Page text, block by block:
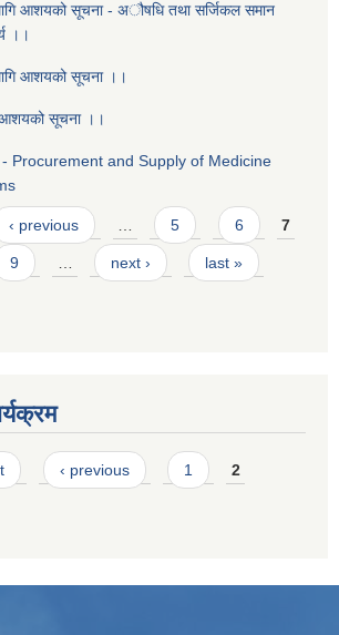
आशयको सूचना - ‌अौषधि तथा सर्जिकल समान
।।
आशयको सूचना ।।
आशयको सूचना ।।
Procurement and Supply of Medicine
‹ previous … 5 6 7
9 … next › last »
‹ previous 1 2